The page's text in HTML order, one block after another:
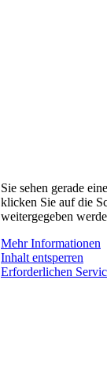
Sie sehen gerade
klicken Sie auf die
weitergegeben
Mehr Informationen
Inhalt entsperren
Erforderlichen